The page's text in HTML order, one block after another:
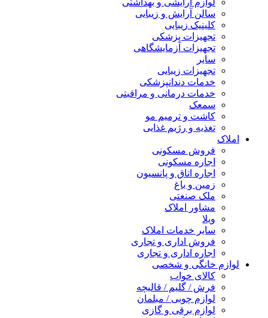
لوازم آرایشی و بهداشتی
سالن آرایش و زیبایی
کلینیک زیبایی
تجهیزات پزشکی
تجهیزات آزمایشگاهی
سایر
تجهیزات زیبایی
خدمات دندانپزشکی
خدمات درمانی و مراقبتی
سمعک
کاشت و ترمیم مو
تغذیه و رژیم غذایی
املاک
فروش مسکونی
اجاره مسکونی
اجاره اتاق و پانسیون
زمین و باغ
ملک صنعتی
مشاور املاک
ویلا
سایر خدمات املاک
فروش اداری و تجاری
اجاره اداری و تجاری
لوازم خانگی و شخصی
کالای خواب
فرش / گلیم / قالیچه
لوازم چوبی / مبلمان
لوازم برقی و گازی